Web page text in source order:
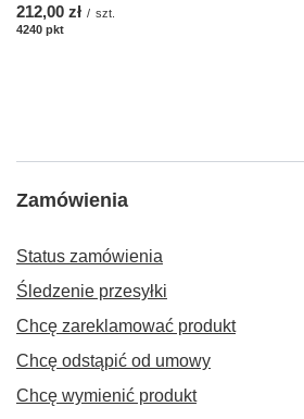
212,00 zł / szt.
4240 pkt
Zamówienia
Status zamówienia
Śledzenie przesyłki
Chcę zareklamować produkt
Chcę odstąpić od umowy
Chcę wymienić produkt